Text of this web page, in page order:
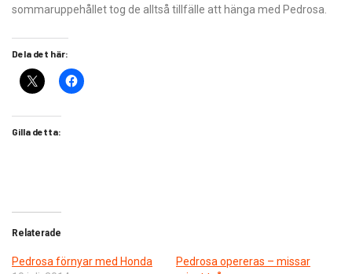
sommaruppehållet tog de alltså tillfälle att hänga med Pedrosa.
Dela det här:
Gilla detta:
Relaterade
Pedrosa förnyar med Honda
Pedrosa opereras – missar